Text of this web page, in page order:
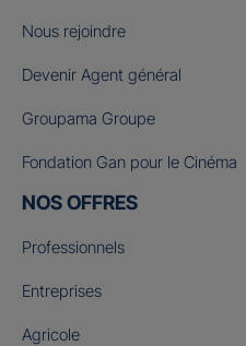
Nous rejoindre
Devenir Agent général
Groupama Groupe
Fondation Gan pour le Cinéma
NOS OFFRES
Professionnels
Entreprises
Agricole